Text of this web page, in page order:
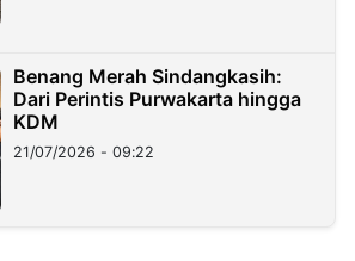
Benang Merah Sindangkasih:
Dari Perintis Purwakarta hingga
KDM
21/07/2026 - 09:22